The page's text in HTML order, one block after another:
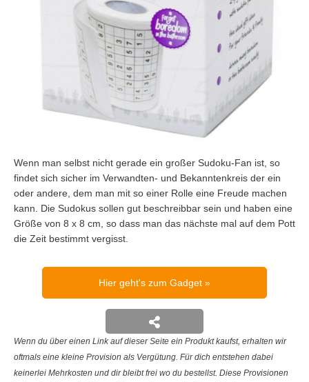
Wenn man selbst nicht gerade ein großer Sudoku-Fan ist, so
findet sich sicher im Verwandten- und Bekanntenkreis der ein
oder andere, dem man mit so einer Rolle eine Freude machen
kann. Die Sudokus sollen gut beschreibbar sein und haben eine
Größe von 8 x 8 cm, so dass man das nächste mal auf dem Pott
die Zeit bestimmt vergisst.
Hier geht's zum Gadget
Wenn du über einen Link auf dieser Seite ein Produkt kaufst, erhalten wir
oftmals eine kleine Provision als Vergütung. Für dich entstehen dabei
keinerlei Mehrkosten und dir bleibt frei wo du bestellst. Diese Provisionen